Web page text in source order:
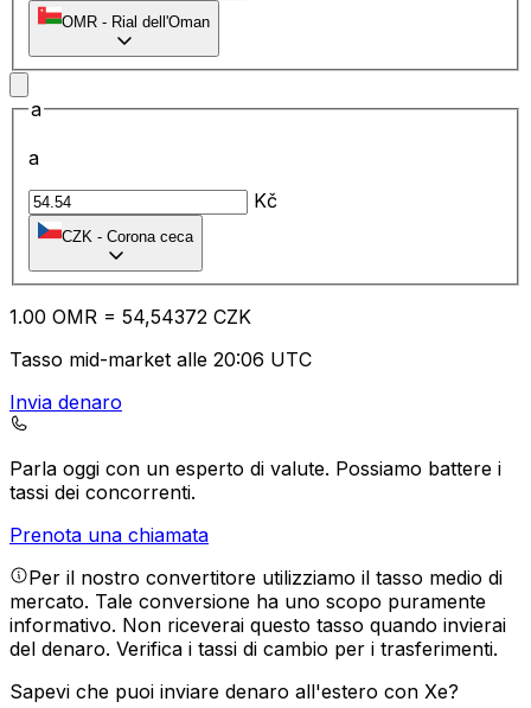
OMR - Rial dell'Oman
a
a
Kč
CZK - Corona ceca
1.00 OMR = 54,54372 CZK
Tasso mid-market alle 20:06 UTC
Invia denaro
Parla oggi con un esperto di valute. Possiamo battere i
tassi dei concorrenti.
Prenota una chiamata
Per il nostro convertitore utilizziamo il tasso medio di
mercato. Tale conversione ha uno scopo puramente
informativo. Non riceverai questo tasso quando invierai
del denaro. Verifica i tassi di cambio per i trasferimenti.
Sapevi che puoi inviare denaro all'estero con Xe?